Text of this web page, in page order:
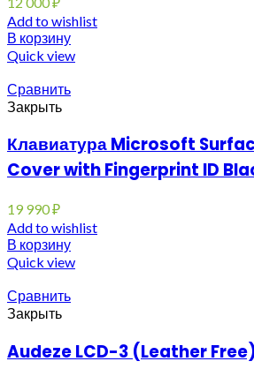
Add to wishlist
В корзину
Quick view
Сравнить
Закрыть
Клавиатура Microsoft
Cover with Fingerprint ID
19 990₽
Add to wishlist
В корзину
Quick view
Сравнить
Закрыть
Audeze LCD-3 (Leather